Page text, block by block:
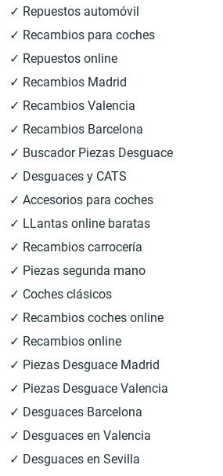
✓ Repuestos automóvil
✓ Recambios para coches
✓ Repuestos online
✓ Recambios Madrid
✓ Recambios Valencia
✓ Recambios Barcelona
✓ Buscador Piezas Desguace
✓ Desguaces y CATS
✓ Accesorios para coches
✓ LLantas online baratas
✓ Recambios carrocería
✓ Piezas segunda mano
✓ Coches clásicos
✓ Recambios coches online
✓ Recambios online
✓ Piezas Desguace Madrid
✓ Piezas Desguace Valencia
✓ Desguaces Barcelona
✓ Desguaces en Valencia
✓ Desguaces en Sevilla